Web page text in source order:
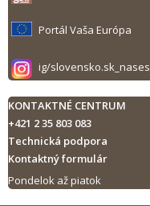
Portál Vaša Európa
ig/slovensko.sk_nases
KONTAKTNÉ CENTRUM
+421 2 35 803 083
Technická podpora
Kontaktný formulár
Pondelok až piatok
Tlač obsahu